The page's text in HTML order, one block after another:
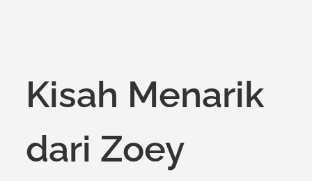
Kisah Menarik
dari Zoey